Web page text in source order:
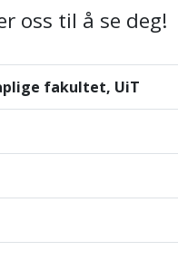
oss til å se deg!
fakultet, UiT